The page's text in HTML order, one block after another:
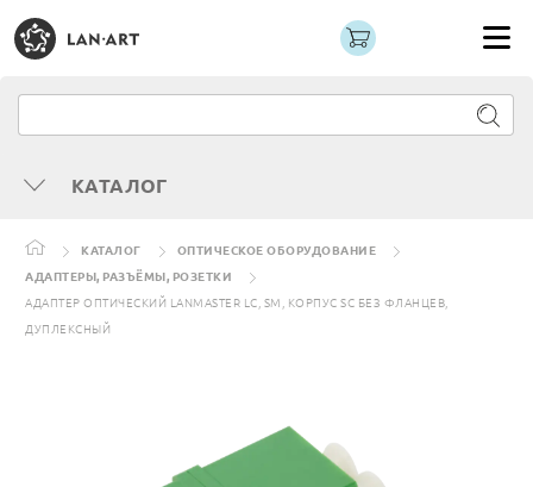
КАТАЛОГ
КАТАЛОГ
ОПТИЧЕСКОЕ ОБОРУДОВАНИЕ
АДАПТЕРЫ, РАЗЪЁМЫ, РОЗЕТКИ
АДАПТЕР ОПТИЧЕСКИЙ LANMASTER LC, SM, КОРПУС SC БЕЗ ФЛАНЦЕВ,
ДУПЛЕКСНЫЙ